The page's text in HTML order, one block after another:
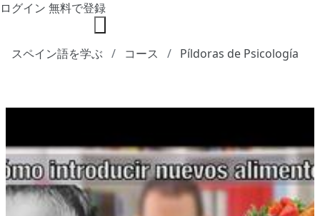
ログイン 無料で登録
スペイン語を学ぶ コース Píldoras de Psicología